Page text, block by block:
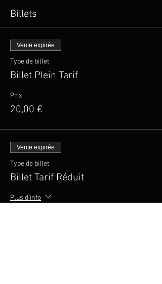
Billets
Vente expirée
Type de billet
Billet Plein Tarif
Prix
20,00 €
Vente expirée
Type de billet
Billet Tarif Réduit
Plus d'info